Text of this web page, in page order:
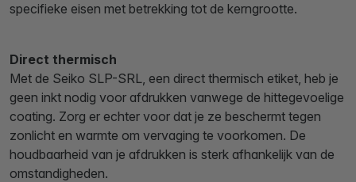
specifieke eisen met betrekking tot de kerngrootte.
Direct thermisch
Met de Seiko SLP-SRL, een direct thermisch etiket, heb je
geen inkt nodig voor afdrukken vanwege de hittegevoelige
coating. Zorg er echter voor dat je ze beschermt tegen
zonlicht en warmte om vervaging te voorkomen. De
houdbaarheid van je afdrukken is sterk afhankelijk van de
omstandigheden.